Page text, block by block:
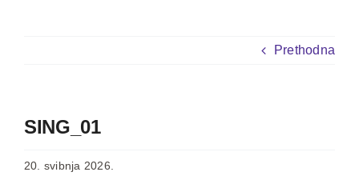
Prethodna
SING_01
20. svibnja 2026.